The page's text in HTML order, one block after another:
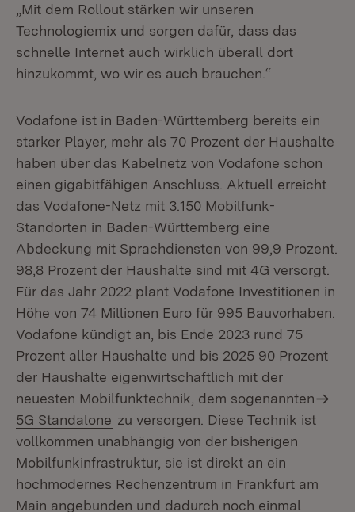
„Mit dem Rollout stärken wir unseren
Technologiemix und sorgen dafür, dass das
schnelle Internet auch wirklich überall dort
hinzukommt, wo wir es auch brauchen.“
Vodafone ist in Baden-Württemberg bereits ein
starker Player, mehr als 70 Prozent der Haushalte
haben über das Kabelnetz von Vodafone schon
einen gigabitfähigen Anschluss. Aktuell erreicht
das Vodafone-Netz mit 3.150 Mobilfunk-
Standorten in Baden-Württemberg eine
Abdeckung mit Sprachdiensten von 99,9 Prozent.
98,8 Prozent der Haushalte sind mit 4G versorgt.
Für das Jahr 2022 plant Vodafone Investitionen in
Höhe von 74 Millionen Euro für 995 Bauvorhaben.
Vodafone kündigt an, bis Ende 2023 rund 75
Prozent aller Haushalte und bis 2025 90 Prozent
der Haushalte eigenwirtschaftlich mit der
neuesten Mobilfunktechnik, dem sogenannten
5G Standalone zu versorgen. Diese Technik ist
vollkommen unabhängig von der bisherigen
Mobilfunkinfrastruktur, sie ist direkt an ein
hochmodernes Rechenzentrum in Frankfurt am
Main angebunden und dadurch noch einmal